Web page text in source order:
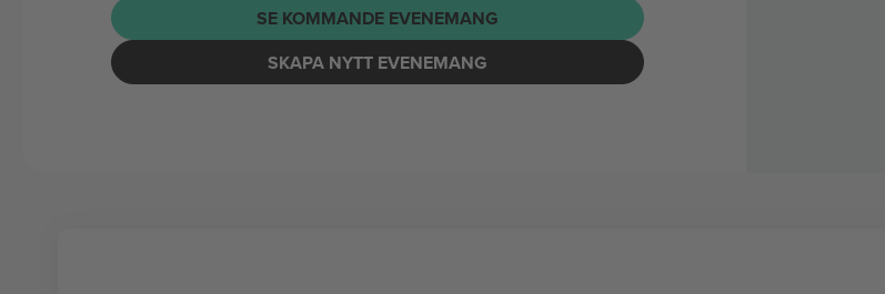
SE KOMMANDE EVENEMANG
SKAPA NYTT EVENEMANG